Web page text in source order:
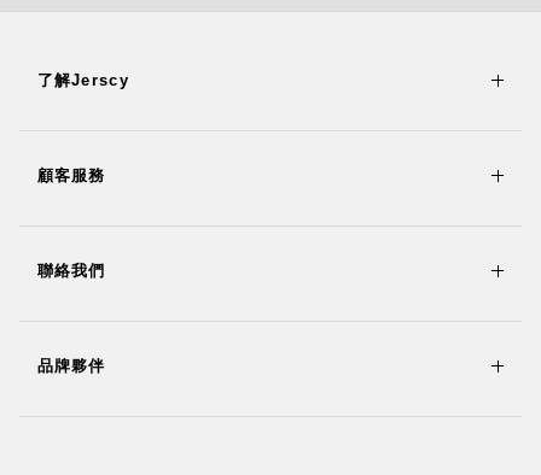
了解Jerscy
顧客服務
聯絡我們
品牌夥伴